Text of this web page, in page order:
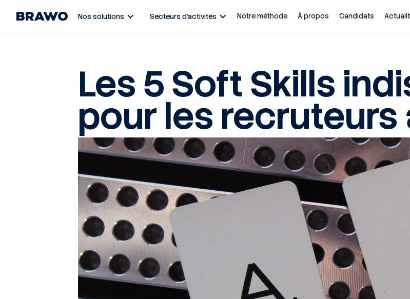
Nos solutions Secteurs d’activités Notre méthode À propos Candidats
Les 5 Soft Skills
pour les recruteurs